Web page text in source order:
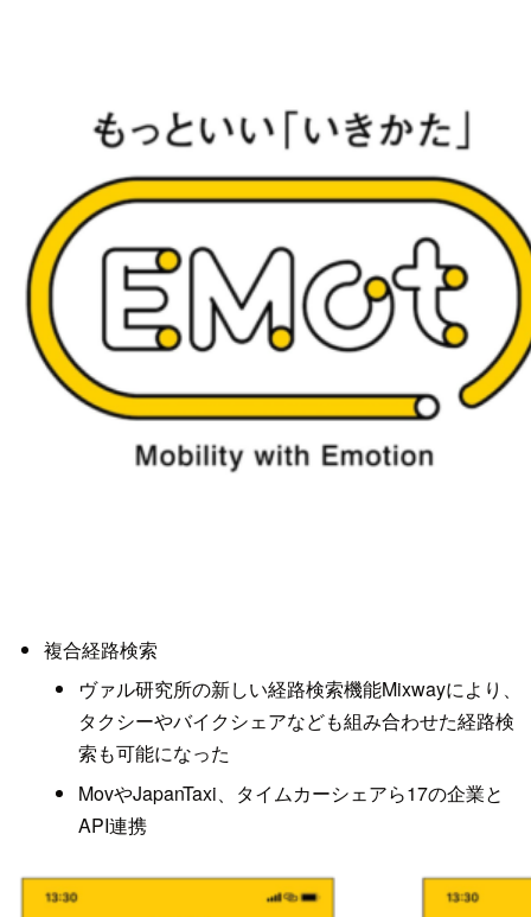
複合経路検索
ヴァル研究所の新しい経路検索機能Mixwayにより、
タクシーやバイクシェアなども組み合わせた経路検
索も可能になった
MovやJapanTaxi、タイムカーシェアら17の企業と
API連携